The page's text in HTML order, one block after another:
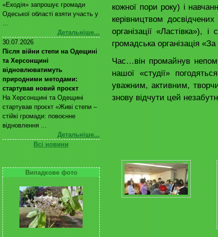
«Екодія» запрошує громади
Одеської області взяти участь у
...
Детальніше...
30.07.2026
Після війни степи на Одещині
та Херсонщині
відновлюватимуть
природними методами:
стартував новий проєкт
На Херсонщині та Одещині
стартував проєкт «Живі степи –
стійкі громади: повоєнне
відновлення ...
Детальніше...
Всі новини
Випадкове фото
кожної пори року) і
керівництвом
організації «Ластівка»),
громадська організація
Час…він промайнув
нашої «студії»
уважним, активним,
знову відчути цей